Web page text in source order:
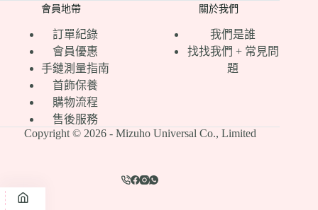
會員地帶
訂單紀錄
會員優惠
手鏈測量指南
首飾保養
購物流程
售後服務
關於我們
我們是誰
找找我們 + 常見問
題
Copyright © 2026 - Mizuho Universal Co., Limited